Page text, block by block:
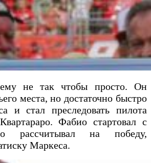
не так чтобы просто. Он
места, но достаточно быстро
и стал преследовать пилота
Фабио стартовал с
рассчитывал на победу,
Маркеса.